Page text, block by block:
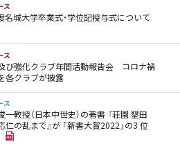
ス
名城大学卒業式・学位記授与式について
ス
び強化クラブ年間活動報告会 コロナ禍
各クラブが披露
ス
教授（日本中世史）の著書 『荘園 墾田
の乱まで』が 「新書大賞2022」の3 位